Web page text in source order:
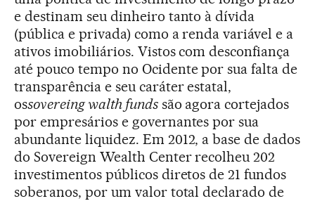
e destinam seu dinheiro tanto à dívida
(pública e privada) como a renda variável e a
ativos imobiliários. Vistos com desconfiança
até pouco tempo no Ocidente por sua falta de
transparência e seu caráter estatal,
ossovereing walth fundssão agora cortejados
por empresários e governantes por sua
abundante liquidez. Em 2012, a base de dados
do Sovereign Wealth Center recolheu 202
investimentos públicos diretos de 21 fundos
soberanos, por um valor total declarado de